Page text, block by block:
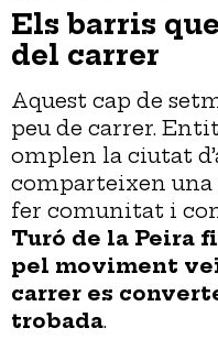
Els barris
del carrer
Aquest cap de
peu de carrer.
omplen la ciutat
comparteixen una
fer comunitat i
Turó de la Peira
pel moviment
carrer es
trobada.